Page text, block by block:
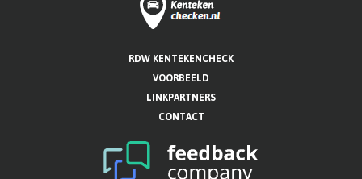
RDW KENTEKENCHECK
VOORBEELD
LINKPARTNERS
CONTACT